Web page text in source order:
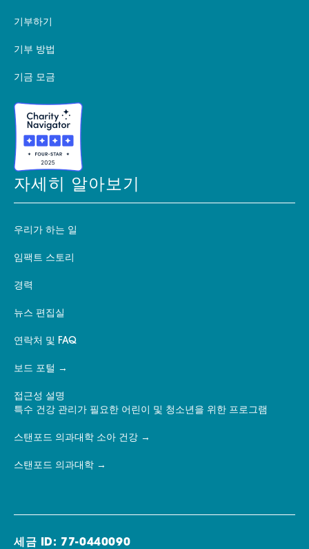
기부하기
기부 방법
기금 모금
자세히 알아보기
우리가 하는 일
임팩트 스토리
경력
뉴스 편집실
연락처 및 FAQ
보드 포털
접근성 설명
특수 건강 관리가 필요한 어린이 및 청소년을 위한 프로그램
스탠포드 의과대학 소아 건강
스탠포드 의과대학
세금 ID: 77-0440090